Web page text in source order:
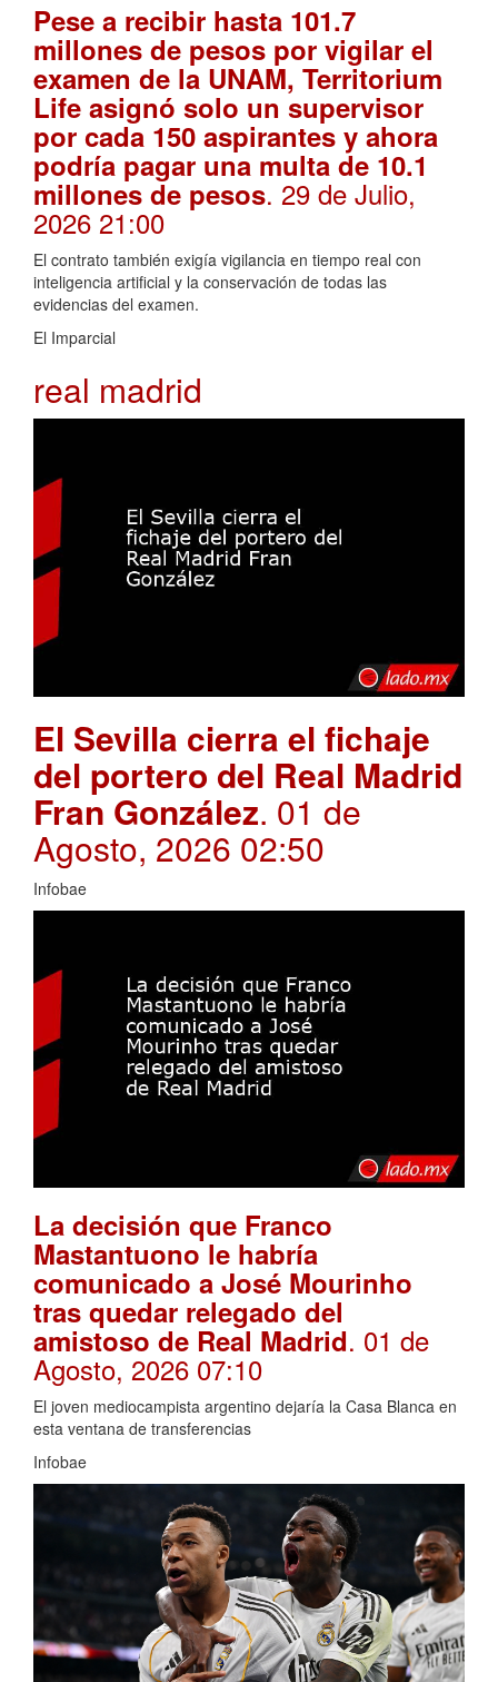
Pese a recibir hasta 101.7
millones de pesos por vigilar el
examen de la UNAM, Territorium
Life asignó solo un supervisor
por cada 150 aspirantes y ahora
podría pagar una multa de 10.1
millones de pesos. 29 de Julio,
2026 21:00
El contrato también exigía vigilancia en tiempo real con
inteligencia artificial y la conservación de todas las
evidencias del examen.
El Imparcial
real madrid
El Sevilla cierra el fichaje
del portero del Real Madrid
Fran González. 01 de
Agosto, 2026 02:50
Infobae
La decisión que Franco
Mastantuono le habría
comunicado a José Mourinho
tras quedar relegado del
amistoso de Real Madrid. 01 de
Agosto, 2026 07:10
El joven mediocampista argentino dejaría la Casa Blanca en
esta ventana de transferencias
Infobae